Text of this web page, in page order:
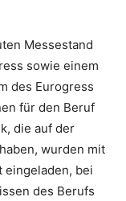
Messestand
sowie einem
des Eurogress
für den Beruf
die auf der
wurden mit
eingeladen, bei
des Berufs